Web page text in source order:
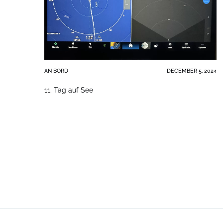
AN BORD DECEMBER 5, 2024
11. Tag auf See